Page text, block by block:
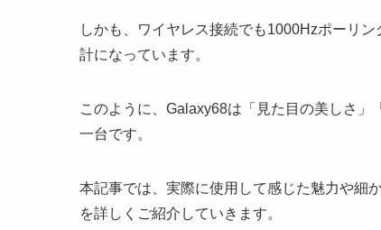
しかも、ワイヤレス接続でも1000Hzポーリ
計になっています。
このように、Galaxy68は「見た目の美しさ
一台です。
本記事では、実際に使用して感じた魅力や細
を詳しくご紹介していきます。